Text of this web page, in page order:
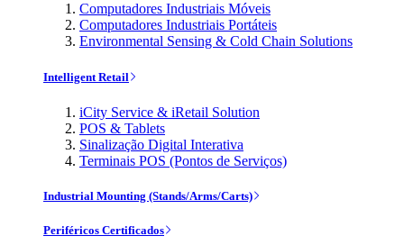
Computadores Industriais Móveis
Computadores Industriais Portáteis
Environmental Sensing & Cold Chain Solutions
Intelligent Retail
iCity Service & iRetail Solution
POS & Tablets
Sinalização Digital Interativa
Terminais POS (Pontos de Serviços)
Industrial Mounting (Stands/Arms/Carts)
Periféricos Certificados